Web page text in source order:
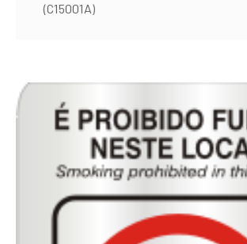
(C15001A)